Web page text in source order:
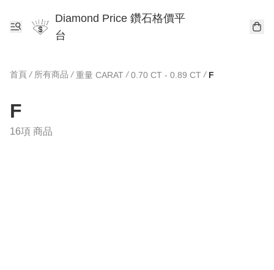
Diamond Price 鑽石格價平
台
首頁 / 所有商品 / 重量 CARAT / 0.70 CT - 0.89 CT / F
F
16項 商品